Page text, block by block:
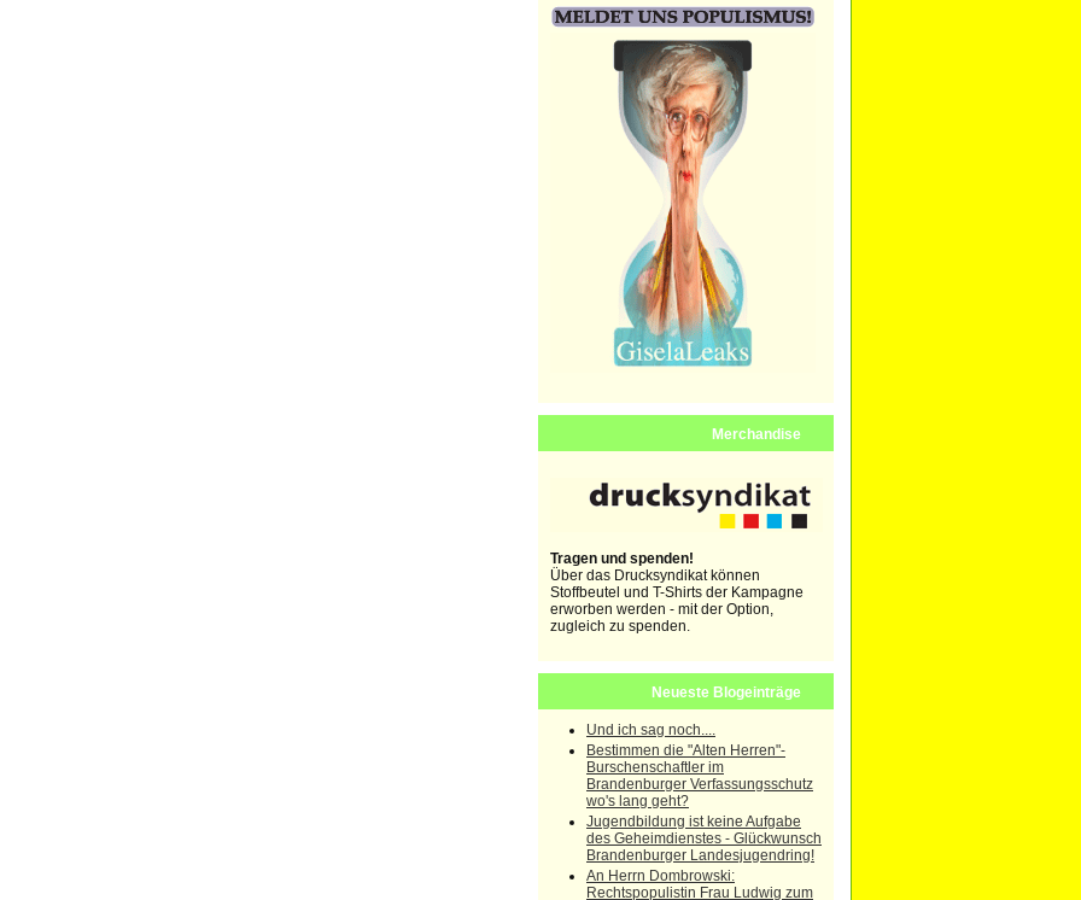
Merchandise
Tragen und spenden!
Über das Drucksyndikat können
Stoffbeutel und T-Shirts der Kampagne
erworben werden - mit der Option,
zugleich zu spenden.
Neueste Blogeinträge
Und ich sag noch....
Bestimmen die "Alten Herren"-
Burschenschaftler im
Brandenburger Verfassungsschutz
wo's lang geht?
Jugendbildung ist keine Aufgabe
des Geheimdienstes - Glückwunsch
Brandenburger Landesjugendring!
An Herrn Dombrowski:
Rechtspopulistin Frau Ludwig zum